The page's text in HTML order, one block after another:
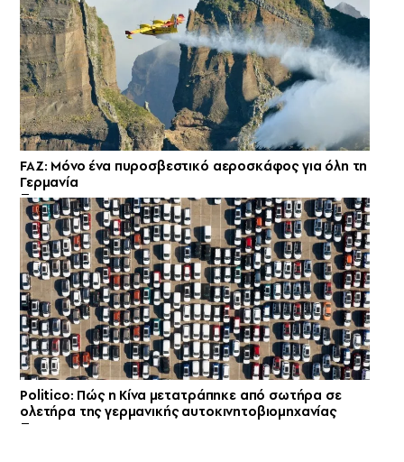
FAZ: Μόνο ένα πυροσβεστικό αεροσκάφος για όλη τη
Γερμανία
Politico: Πώς η Κίνα μετατράπηκε από σωτήρα σε
ολετήρα της γερμανικής αυτοκινητοβιομηχανίας